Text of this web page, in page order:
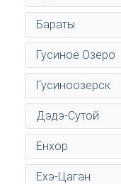
Бараты
Гусиное Озеро
Гусиноозерск
Дэдэ-Сутой
Енхор
Ехэ-Цаган